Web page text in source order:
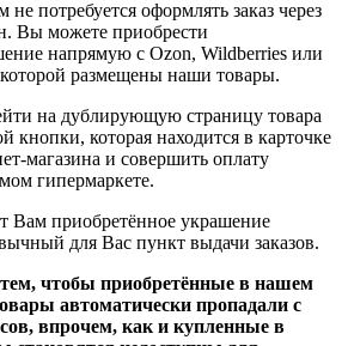
потребуется оформлять заказ через
Вы можете приобрести
напрямую с Ozon, Wildberries или
размещены наши товары.
на дублирующую страницу товара
кнопки, которая находится в карточке
магазина и совершить оплату
гипермаркете.
Вам приобретённое украшение
для Вас пункт выдачи заказов.
чтобы приобретённые в нашем
автоматически пропадали с
впрочем, как и купленные в